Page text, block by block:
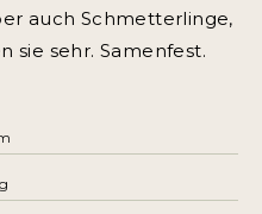
auch Schmetterlinge,
sie sehr. Samenfest.